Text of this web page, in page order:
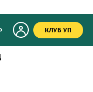
КЛУБ УП